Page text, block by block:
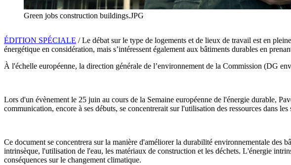
Green jobs construction buildings.JPG
ÉDITION SPÉCIALE / Le débat sur le type de logements et de lieux de travail est en
énergétique en considération, mais s’intéressent également aux bâtiments durables en
À l'échelle européenne, la direction générale de l’environnement de la Commission (DG
Lors d'un évènement le 25 juin au cours de la Semaine européenne de l'énergie durable,
communication, encore à ses débuts, se concentrerait sur l'utilisation des ressources dans
Ce document se concentrera sur la manière d'améliorer la durabilité environnementale
intrinsèque, l'utilisation de l'eau, les matériaux de construction et les déchets. L'énergie
conséquences sur le changement climatique.